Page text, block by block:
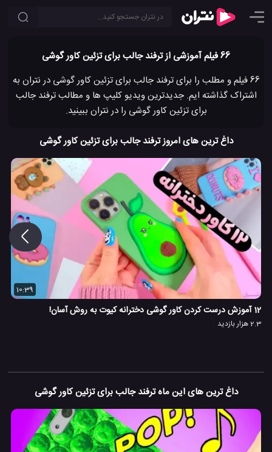
66 فیلم آموزشی از ترفند جالب برای تزئین کاور گوشی
66 فیلم و مطلب را برای ترفند جالب برای تزئین کاور گوشی در نتران به
اشتراک گذاشته ایم. جدیدترین ویدیو کلیپ ها و مطالب ترفند جالب
برای تزئین کاور گوشی را در نتران ببینید.
داغ ترین های امروز ترفند جالب برای تزئین کاور گوشی
10:39
12 آموزش درست کردن کاور گوشی دخترانه کیوت به روش آسان!
2.3 هزار بازدید
داغ ترین های این ماه ترفند جالب برای تزئین کاور گوشی